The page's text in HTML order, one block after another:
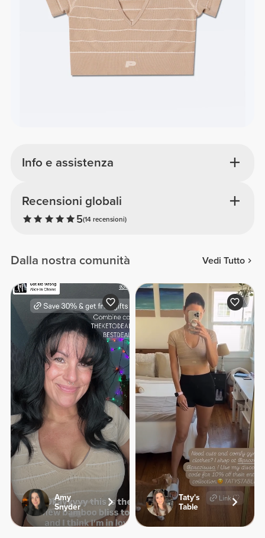
Info e assistenza
Recensioni globali
5(14 recensioni)
Dalla nostra comunità Vedi Tutto
Amy
Snyder
Taty's
Table